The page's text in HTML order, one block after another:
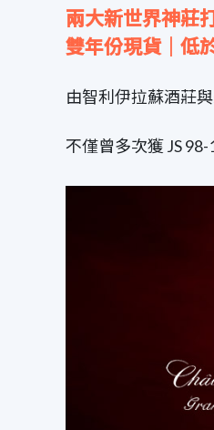
兩大新世界神莊
雙年份現貨｜低
由智利伊拉蘇酒莊
不僅曾多次獲 JS